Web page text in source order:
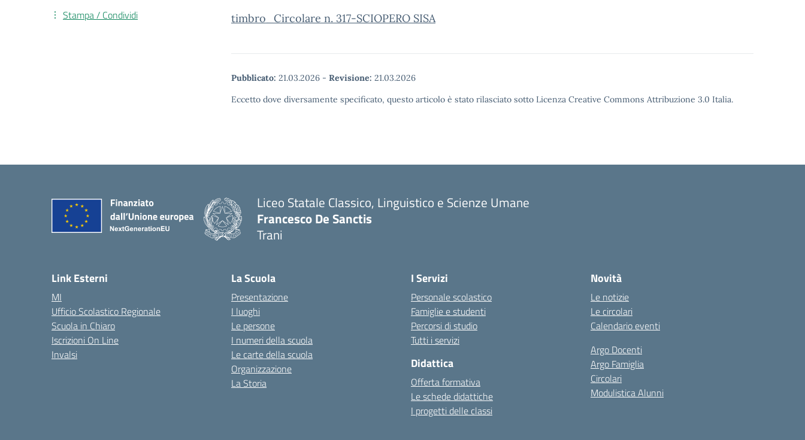
timbro_Circolare n. 317-SCIOPERO SISA
Pubblicato: 21.03.2026 - Revisione: 21.03.2026
Eccetto dove diversamente specificato, questo articolo è stato rilasciato sotto Licenza Creative Commons Attribuzione 3.0 Italia.
Stampa / Condividi
Liceo Statale Classico, Linguistico e Scienze Umane
Francesco De Sanctis
Trani
Link Esterni
MI
Ufficio Scolastico Regionale
Scuola in Chiaro
Iscrizioni On Line
Invalsi
La Scuola
Presentazione
I luoghi
Le persone
I numeri della scuola
Le carte della scuola
Organizzazione
La Storia
I Servizi
Personale scolastico
Famiglie e studenti
Percorsi di studio
Tutti i servizi
Didattica
Offerta formativa
Le schede didattiche
I progetti delle classi
Novità
Le notizie
Le circolari
Calendario eventi
Argo Docenti
Argo Famiglia
Circolari
Modulistica Alunni